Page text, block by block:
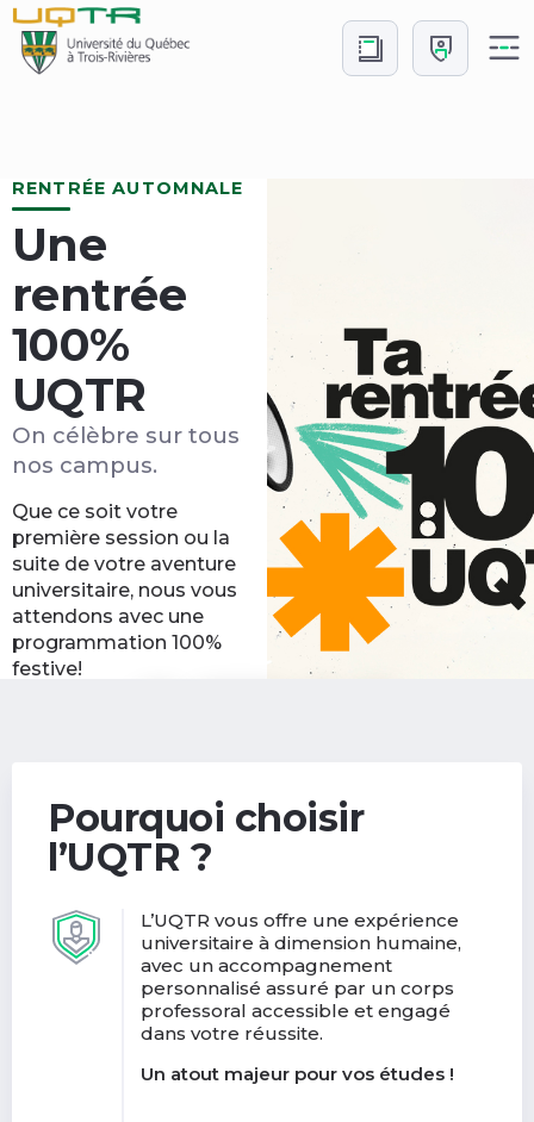
Aller
au
contenu
Aller
Connexion
Accueil
RENTRÉE AUTOMNALE
Une
rentrée
100%
UQTR
On célèbre sur tous
nos campus.
Que ce soit votre
première session ou la
suite de votre aventure
universitaire, nous vous
attendons avec une
programmation 100%
festive!
Pourquoi choisir
l’UQTR ?
L’UQTR vous offre une expérience
universitaire à dimension humaine,
avec un accompagnement
personnalisé assuré par un corps
professoral accessible et engagé
dans votre réussite.
Un atout majeur pour vos études !